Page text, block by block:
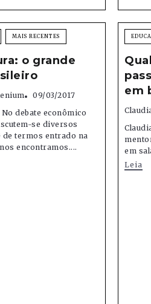
MAIS RECENTES
o grande
09/03/2017
debate econômico
se diversos
termos entrado na
encontramos....
em
em
Leia